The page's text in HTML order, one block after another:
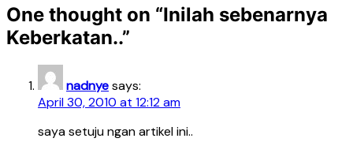
One thought on “Inilah sebenarnya
Keberkatan..”
nadnyesays:
April 30, 2010 at 12:12 am
saya setuju ngan artikel ini..